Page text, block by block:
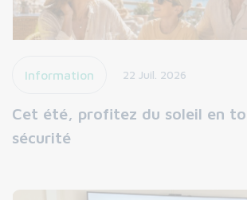
Information 22 Juil. 2026
Cet été, profitez du soleil en
sécurité